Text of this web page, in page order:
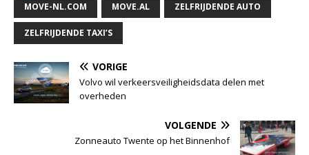
MOVE-NL.COM MOVE.AL ZELFRIJDENDE AUTO
ZELFRIJDENDE TAXI’S
VORIGE
Volvo wil verkeersveiligheidsdata delen met
overheden
VOLGENDE
Zonneauto Twente op het Binnenhof